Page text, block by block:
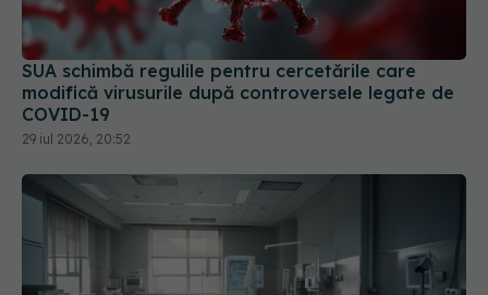
SUA schimbă regulile pentru cercetările care
modifică virusurile după controversele legate de
COVID-19
29 iul 2026, 20:52